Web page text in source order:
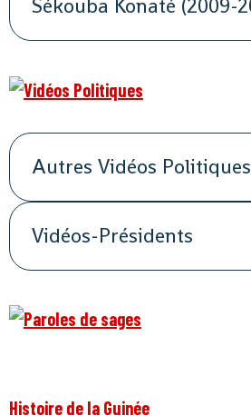
Sékouba Konaté (2009-
Autres Vidéos Politiques
Vidéos-Présidents
Histoire de la Guinée